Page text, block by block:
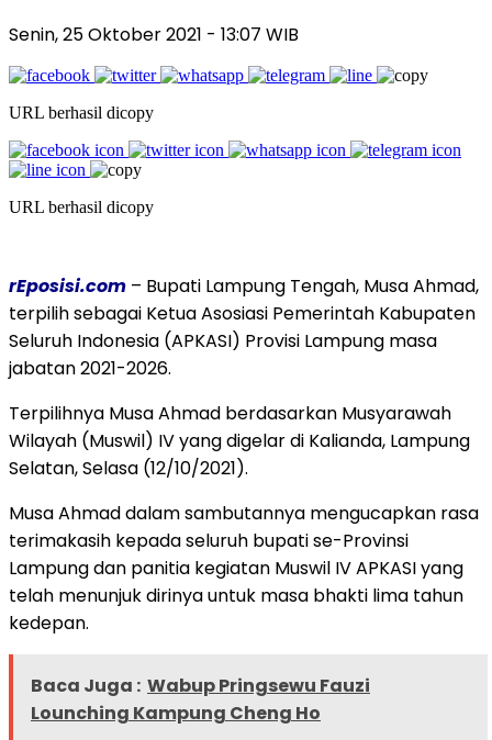
Senin, 25 Oktober 2021 - 13:07 WIB
URL berhasil dicopy
URL berhasil dicopy
rEposisi.com – Bupati Lampung Tengah, Musa Ahmad,
terpilih sebagai Ketua Asosiasi Pemerintah Kabupaten
Seluruh Indonesia (APKASI) Provisi Lampung masa
jabatan 2021-2026.
Terpilihnya Musa Ahmad berdasarkan Musyarawah
Wilayah (Muswil) IV yang digelar di Kalianda, Lampung
Selatan, Selasa (12/10/2021).
Musa Ahmad dalam sambutannya mengucapkan rasa
terimakasih kepada seluruh bupati se-Provinsi
Lampung dan panitia kegiatan Muswil IV APKASI yang
telah menunjuk dirinya untuk masa bhakti lima tahun
kedepan.
Baca Juga : Wabup Pringsewu Fauzi
Lounching Kampung Cheng Ho